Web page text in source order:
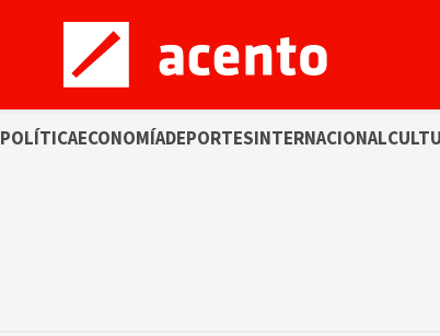
POLÍTICAECONOMÍADEPORTESINTERNACIONAL